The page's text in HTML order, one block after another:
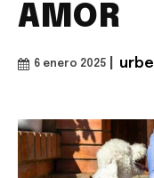
AMOR
6 enero 2025 urbe